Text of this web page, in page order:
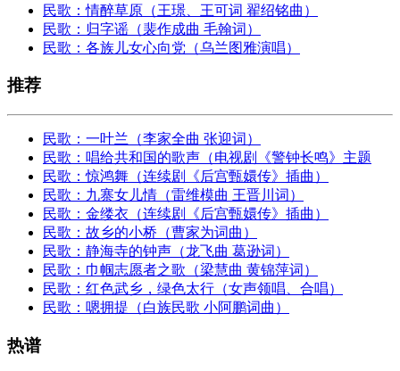
民歌：情醉草原（王璟、王可词 翟绍铭曲）
民歌：归字谣（裴作成曲 毛翰词）
民歌：各族儿女心向党（乌兰图雅演唱）
推荐
民歌：一叶兰（李家全曲 张迎词）
民歌：唱给共和国的歌声（电视剧《警钟长鸣》主题
民歌：惊鸿舞（连续剧《后宫甄嬛传》插曲）
民歌：九寨女儿情（雷维模曲 王晋川词）
民歌：金缕衣（连续剧《后宫甄嬛传》插曲）
民歌：故乡的小桥（曹家为词曲）
民歌：静海寺的钟声（龙飞曲 葛逊词）
民歌：巾帼志愿者之歌（梁慧曲 黄锦萍词）
民歌：红色武乡，绿色太行（女声领唱、合唱）
民歌：嗯拥提（白族民歌 小阿鹏词曲）
热谱